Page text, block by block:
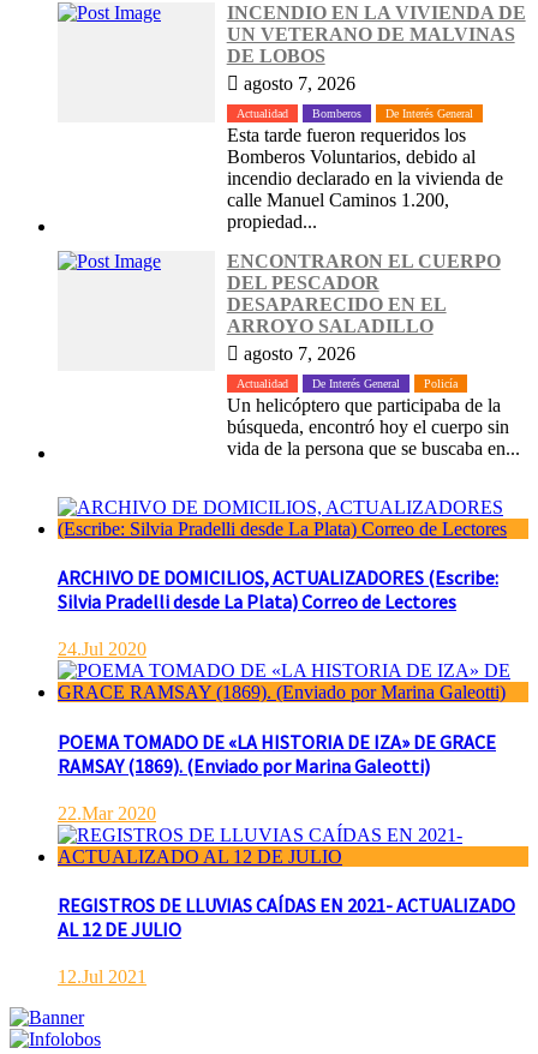
INCENDIO EN LA VIVIENDA DE
UN VETERANO DE MALVINAS
DE LOBOS
agosto 7, 2026
Actualidad Bomberos De Interés General
Esta tarde fueron requeridos los
Bomberos Voluntarios, debido al
incendio declarado en la vivienda de
calle Manuel Caminos 1.200,
propiedad...
ENCONTRARON EL CUERPO
DEL PESCADOR
DESAPARECIDO EN EL
ARROYO SALADILLO
agosto 7, 2026
Actualidad De Interés General Policía
Un helicóptero que participaba de la
búsqueda, encontró hoy el cuerpo sin
vida de la persona que se buscaba en...
ARCHIVO DE DOMICILIOS, ACTUALIZADORES (Escribe:
Silvia Pradelli desde La Plata) Correo de Lectores
24.Jul 2020
POEMA TOMADO DE «LA HISTORIA DE IZA» DE GRACE
RAMSAY (1869). (Enviado por Marina Galeotti)
22.Mar 2020
REGISTROS DE LLUVIAS CAÍDAS EN 2021- ACTUALIZADO
AL 12 DE JULIO
12.Jul 2021